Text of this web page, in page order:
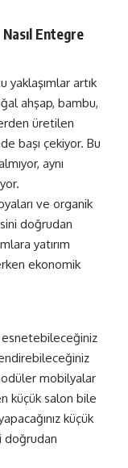
Entegre
yaklaşımlar artık
ahşap, bambu,
üretilen
başı çekiyor. Bu
aynı
ve organik
doğrudan
yatırım
ekonomik
esnetebileceğiniz
mobilyalar
küçük salon bile
küçük
doğrudan